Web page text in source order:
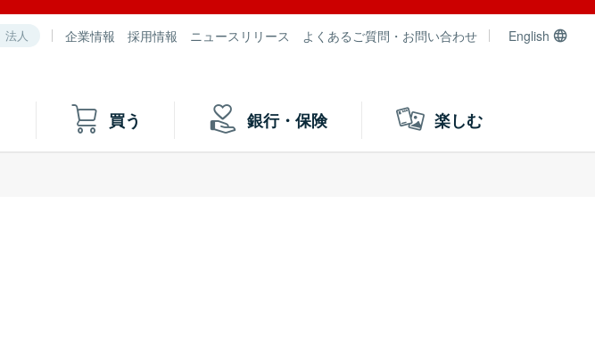
法人 企業情報 採用情報 ニュースリリース よくあるご質問・お問い合わせ English
買う 銀行・保険 楽しむ